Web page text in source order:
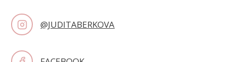
@JUDITABERKOVA